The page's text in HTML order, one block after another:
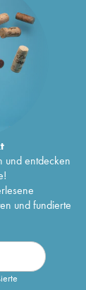
und entdecken
und fundierte